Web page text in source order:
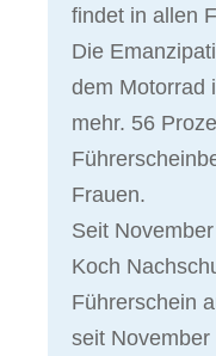
findet in allen
Die
dem Motorrad
mehr. 56
Frauen.
Seit
Koch
Führerschein
seit